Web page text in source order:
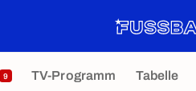
9 TV-Programm Tabelle